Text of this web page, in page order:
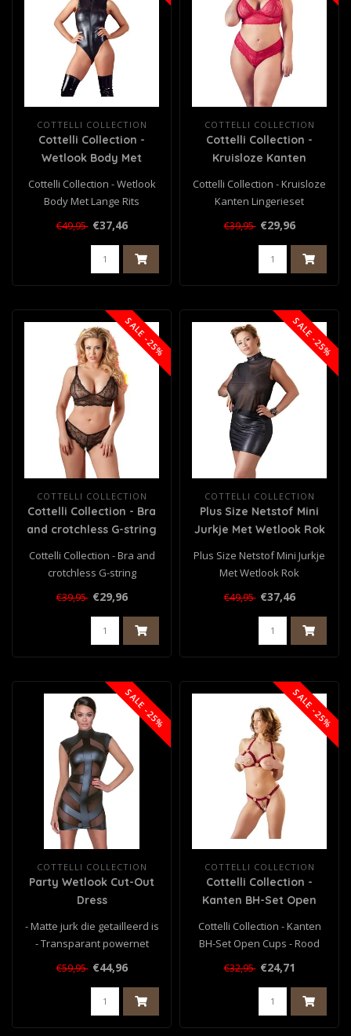
COTTELLI COLLECTION
Cottelli Collection -
Wetlook Body Met
Cottelli Collection - Wetlook
Body Met Lange Rits
€49,95 €37,46
COTTELLI COLLECTION
Cottelli Collection -
Kruisloze Kanten
Cottelli Collection - Kruisloze
Kanten Lingerieset
€39,95 €29,96
SALE -25%
COTTELLI COLLECTION
Cottelli Collection - Bra
and crotchless G-string
Cottelli Collection - Bra and
crotchless G-string
€39,95 €29,96
SALE -25%
COTTELLI COLLECTION
Plus Size Netstof Mini
Jurkje Met Wetlook Rok
Plus Size Netstof Mini Jurkje
Met Wetlook Rok
€49,95 €37,46
SALE -25%
COTTELLI COLLECTION
Party Wetlook Cut-Out
Dress
- Matte jurk die getailleerd is
- Transparant powernet
inzetstukken aan de voor..
€59,95 €44,96
SALE -25%
COTTELLI COLLECTION
Cottelli Collection -
Kanten BH-Set Open
Cottelli Collection - Kanten
BH-Set Open Cups - Rood
€32,95 €24,71